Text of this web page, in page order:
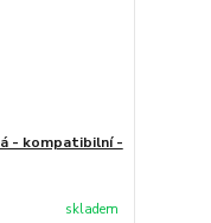
- kompatibilní -
skladem